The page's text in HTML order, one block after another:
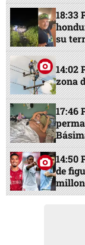
18:33
su
14:02
zona
17:46
14:50
de